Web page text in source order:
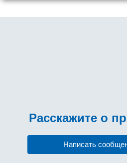
Расскажите о
Написать